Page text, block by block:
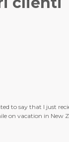
guys. . . and I love
my wall :) So, thank